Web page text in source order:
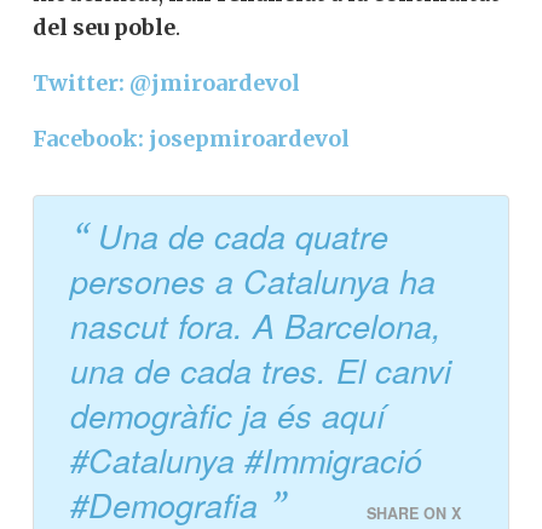
del seu poble.
Twitter: @jmiroardevol
Facebook: josepmiroardevol
Una de cada quatre
persones a Catalunya ha
nascut fora. A Barcelona,
una de cada tres. El canvi
demogràfic ja és aquí
#Catalunya #Immigració
#Demografia
SHARE ON X